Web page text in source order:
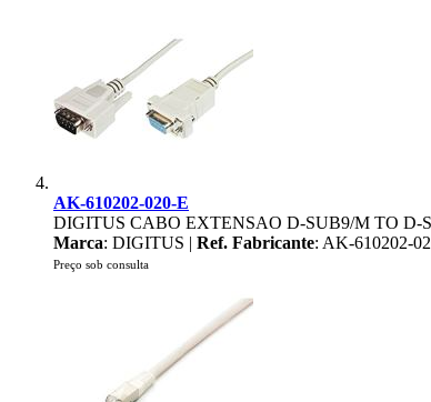
AK-610202-020-E
DIGITUS CABO EXTENSAO D-SUB9/M TO D-
Marca: DIGITUS | Ref. Fabricante: AK-610202-
Preço sob consulta